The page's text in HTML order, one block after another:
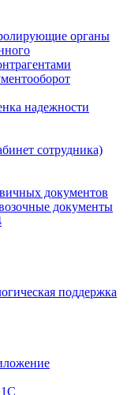
органы
надежности
сотрудника)
документов
документы
поддержка